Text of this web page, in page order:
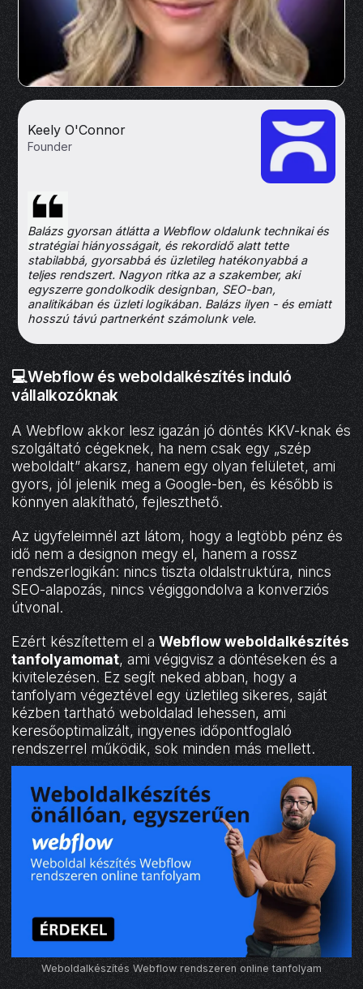
Keely O'Connor
Founder
Balázs gyorsan átlátta a Webflow oldalunk technikai és
stratégiai hiányosságait, és rekordidő alatt tette
stabilabbá, gyorsabbá és üzletileg hatékonyabbá a
teljes rendszert. Nagyon ritka az a szakember, aki
egyszerre gondolkodik designban, SEO-ban,
analitikában és üzleti logikában. Balázs ilyen - és emiatt
hosszú távú partnerként számolunk vele.
💻Webflow és weboldalkészítés induló
vállalkozóknak
A Webflow akkor lesz igazán jó döntés KKV-knak és
szolgáltató cégeknek, ha nem csak egy „szép
weboldalt” akarsz, hanem egy olyan felületet, ami
gyors, jól jelenik meg a Google-ben, és később is
könnyen alakítható, fejleszthető.
Az ügyfeleimnél azt látom, hogy a legtöbb pénz és
idő nem a designon megy el, hanem a rossz
rendszerlogikán: nincs tiszta oldalstruktúra, nincs
SEO-alapozás, nincs végiggondolva a konverziós
útvonal.
Ezért készítettem el aWebflow weboldalkészítés
tanfolyamomat, ami végigvisz a döntéseken és a
kivitelezésen. Ez segít neked abban, hogy a
tanfolyam végeztével egy üzletileg sikeres, saját
kézben tartható weboldalad lehessen, ami
keresőoptimalizált, ingyenes időpontfoglaló
rendszerrel működik, sok minden más mellett.
Weboldalkészítés Webflow rendszeren online tanfolyam